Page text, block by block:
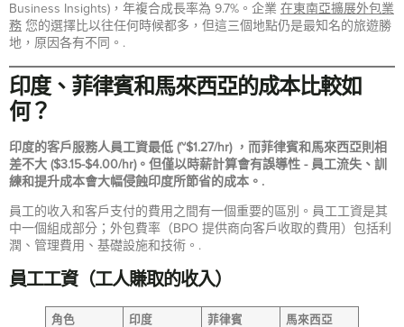
Business Insights)，年複合成長率為 9.7%。企業 在東南亞擴展外包業
務 您的選擇比以往任何時候都多，但這三個地點仍是最知名的旅遊勝
地，原因各有不同。.
印度、菲律賓和馬來西亞的成本比較如
何？
印度的客戶服務人員工資最低 (~$1.27/hr) ，而菲律賓和馬來西亞則相
差不大 ($3.15-$4.00/hr)。但僅以時薪計算會有誤導性 - 員工流失、訓
練和提升成本會大幅侵蝕印度所節省的成本。.
員工的收入和客戶支付的費用之間有一個重要的區別。員工工資是其
中一個組成部分；外包費率（BPO 提供商向客戶收取的費用）包括利
潤、管理費用、基礎設施和技術。.
員工工資（工人賺取的收入）
角色 印度 菲律賓 馬來西亞